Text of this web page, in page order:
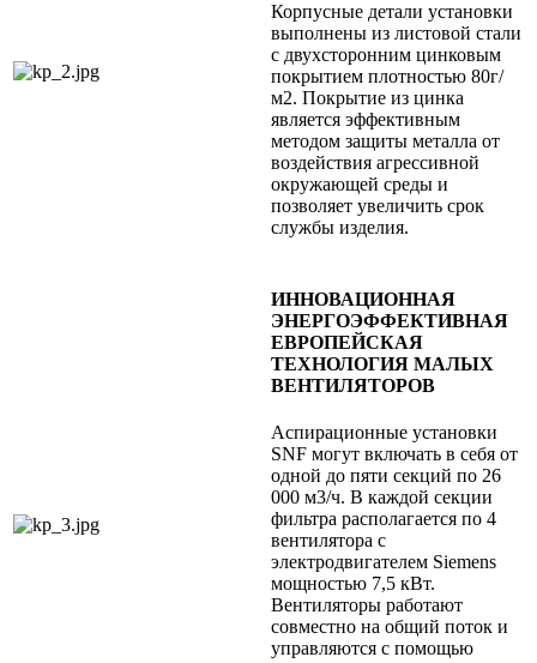
Корпусные детали установки
выполнены из листовой стали
с двухсторонним цинковым
покрытием плотностью 80г/
м2. Покрытие из цинка
является эффективным
методом защиты металла от
воздействия агрессивной
окружающей среды и
позволяет увеличить срок
службы изделия.
ИННОВАЦИОННАЯ
ЭНЕРГОЭФФЕКТИВНАЯ
ЕВРОПЕЙСКАЯ
ТЕХНОЛОГИЯ МАЛЫХ
ВЕНТИЛЯТОРОВ
Аспирационные установки
SNF могут включать в себя от
одной до пяти секций по 26
000 м3/ч. В каждой секции
фильтра располагается по 4
вентилятора с
электродвигателем Siemens
мощностью 7,5 кВт.
Вентиляторы работают
совместно на общий поток и
управляются с помощью